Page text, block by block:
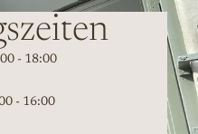
- 18:00
- 16:00